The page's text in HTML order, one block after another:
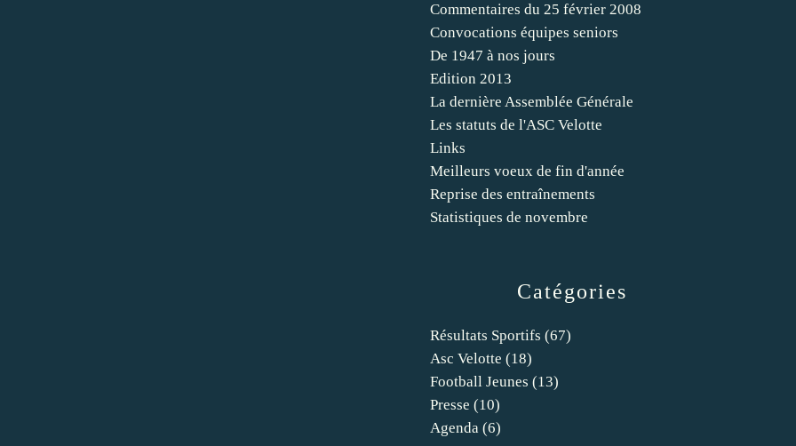
Catégories
Résultats Sportifs (67)
Asc Velotte (18)
Football Jeunes (13)
Presse (10)
Agenda (6)
Commentaires du 25 février 2008
Convocations équipes seniors
De 1947 à nos jours
Edition 2013
La dernière Assemblée Générale
Les statuts de l'ASC Velotte
Links
Meilleurs voeux de fin d'année
Reprise des entraînements
Statistiques de novembre